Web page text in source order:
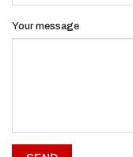
Your message